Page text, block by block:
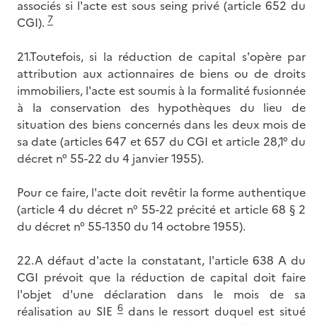
associés si l'acte est sous seing privé (article 652 du
CGI). 7
21.Toutefois, si la réduction de capital s'opère par
attribution aux actionnaires de biens ou de droits
immobiliers, l'acte est soumis à la formalité fusionnée
à la conservation des hypothèques du lieu de
situation des biens concernés dans les deux mois de
sa date (articles 647 et 657 du CGI et article 28,1° du
décret n° 55-22 du 4 janvier 1955).
Pour ce faire, l'acte doit revêtir la forme authentique
(article 4 du décret n° 55-22 précité et article 68 § 2
du décret n° 55-1350 du 14 octobre 1955).
22.A défaut d'acte la constatant, l'article 638 A du
CGI prévoit que la réduction de capital doit faire
l'objet d'une déclaration dans le mois de sa
réalisation au SIE 6 dans le ressort duquel est situé